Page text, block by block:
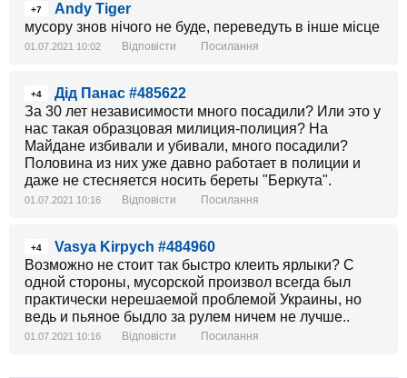
+7
Andy Tiger
мусору знов нічого не буде, переведуть в інше місце
01.07.2021 10:02 Відповісти Посилання
+4
Дід Панас #485622
За 30 лет независимости много посадили? Или это у
нас такая образцовая милиция-полиция? На
Майдане избивали и убивали, много посадили?
Половина из них уже давно работает в полиции и
даже не стесняется носить береты "Беркута".
01.07.2021 10:16 Відповісти Посилання
+4
Vasya Kirpych #484960
Возможно не стоит так быстро клеить ярлыки? С
одной стороны, мусорской произвол всегда был
практически нерешаемой проблемой Украины, но
ведь и пьяное быдло за рулем ничем не лучше..
01.07.2021 10:16 Відповісти Посилання